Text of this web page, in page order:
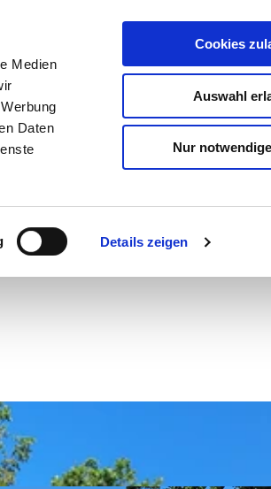
Medien
Daten
Details zeigen
Cookies
Auswahl
Nur